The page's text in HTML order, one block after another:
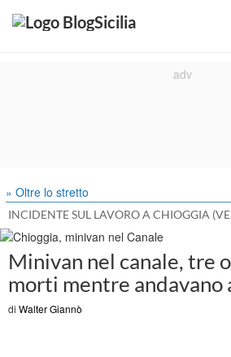
» Oltre lo stretto
INCIDENTE SUL LAVORO A CHIOGGIA
Minivan nel canale, tre
morti mentre andavano
di Walter Giannò